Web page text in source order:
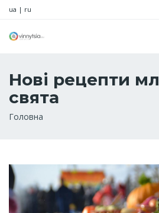
ua | ru
Нові рецепти
свята
Рядок
Головна